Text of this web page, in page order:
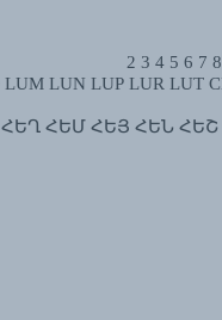
2 3 4 5 6 7 8
LUM LUN LUP LUR LUT
ՀԵՂ ՀԵՄ ՀԵՅ ՀԵՆ ՀԵՇ